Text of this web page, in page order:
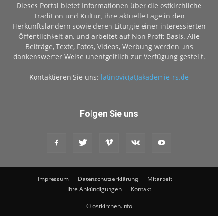
Dieses Portal bietet Informationen über die ostkirchliche
Tradition und Kultur, ihre aktuelle Lage in den
Herkunftsländern sowie deren Liturgie einer interessierten
Öffentlichkeit an, und arbeitet auf Non Profit Basis. Alle
Beiträge, Texte, Fotos, Videos, Werbung werden uns
dankenswerter Weise unentgeltlich zur Verfügung gestellt.
Kontaktieren Sie uns: latinovic(at)akademie-rs.de
Folgen Sie uns
Impressum Datenschutzerklärung
Mitarbeit
Ihre Ankündigungen
Kontakt
© ostkirchen.info